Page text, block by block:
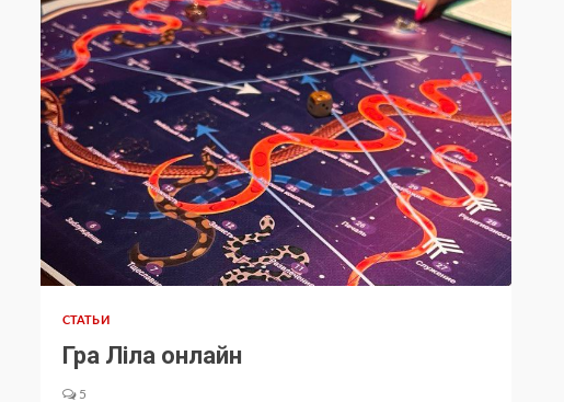
СТАТЬИ
Гра Ліла онлайн
5